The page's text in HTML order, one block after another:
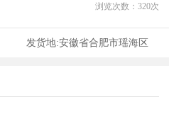
浏览次数： 320次
发货地:安徽省合肥市瑶海区